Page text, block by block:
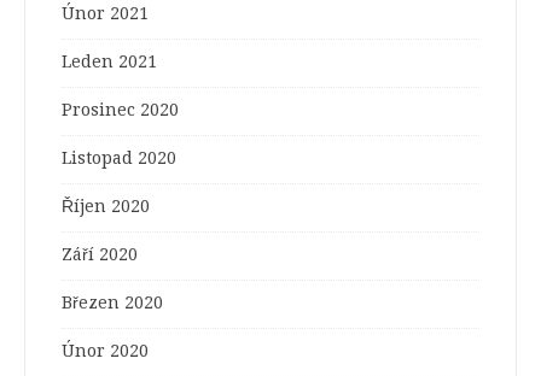
Únor 2021
Leden 2021
Prosinec 2020
Listopad 2020
Říjen 2020
Září 2020
Březen 2020
Únor 2020